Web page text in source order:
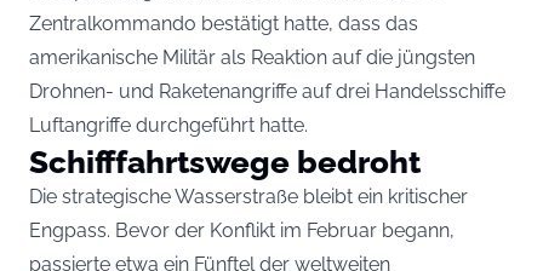
Zentralkommando bestätigt hatte, dass das
amerikanische Militär als Reaktion auf die jüngsten
Drohnen- und Raketenangriffe auf drei Handelsschiffe
Luftangriffe durchgeführt hatte.
Schifffahrtswege bedroht
Die strategische Wasserstraße bleibt ein kritischer
Engpass. Bevor der Konflikt im Februar begann,
passierte etwa ein Fünftel der weltweiten